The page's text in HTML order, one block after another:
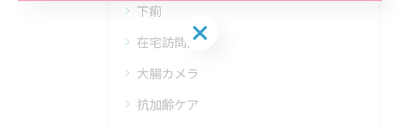
下痢
在宅訪問診療
大腸カメラ
抗加齢ケア